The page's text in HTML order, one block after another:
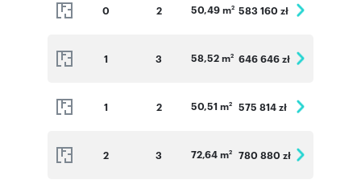
0 2 50,49 m2 583 160 zł
1 3 58,52 m2 646 646 zł
1 2 50,51 m2 575 814 zł
2 3 72,64 m2 780 880 zł